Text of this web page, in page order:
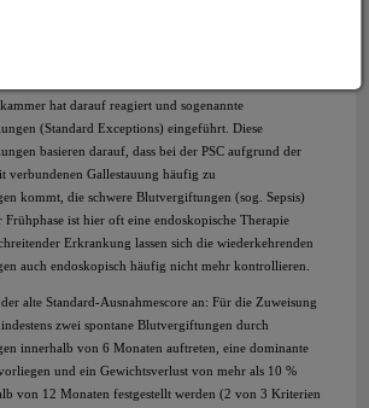
hat darauf reagiert und sogenannte
(Standard Exceptions) eingeführt. Diese
basieren darauf, dass bei der PSC aufgrund der
verbundenen Gallestauung häufig zu
kommt, die schwere Blutvergiftungen (sog. Sepsis)
Frühphase ist hier oft eine endoskopische Therapie
Erkrankung lassen sich die wiederkehrenden
auch endoskopisch häufig nicht mehr kontrollieren.
alte Standard-Ausnahmescore an: Für die Zuweisung
zwei spontane Blutvergiftungen durch
innerhalb von 6 Monaten auftreten, eine dominante
und ein Gewichtsverlust von mehr als 10 %
von 12 Monaten festgestellt werden (2 von 3 Kriterien